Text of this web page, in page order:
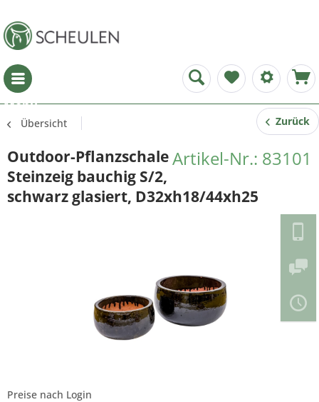
Menü
Übersicht Zurück
Artikel-Nr.: 83101
Outdoor-Pflanzschale
Steinzeig bauchig S/2,
schwarz glasiert, D32xh18/44xh25
Preise nach Login